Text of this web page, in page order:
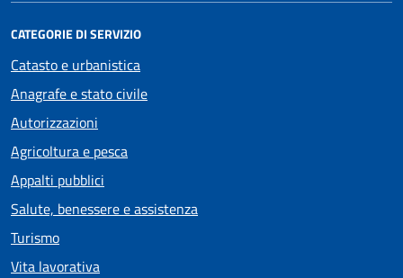
CATEGORIE DI SERVIZIO
Catasto e urbanistica
Anagrafe e stato civile
Autorizzazioni
Agricoltura e pesca
Appalti pubblici
Salute, benessere e assistenza
Turismo
Vita lavorativa